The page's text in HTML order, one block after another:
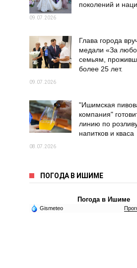
поколений и
09.07.2026
Глава города
медали «За
семьям,
более 25 лет.
09.07.2026
"Ишимская
компания"
линию по
напитков и кваса
08.07.2026
ПОГОДА В ИШИМЕ
Погода в Ишиме
Gismeteo